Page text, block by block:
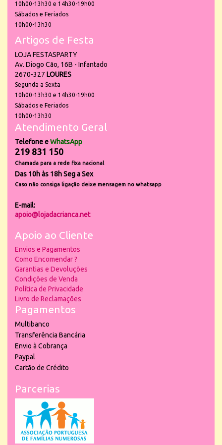
10h00-13h30 e 14h30-19h00
Sábados e Feriados
10h00-13h30
Artigos de Festa
LOJA FESTASPARTY
Av. Diogo Cão, 16B - Infantado
2670-327 LOURES
Segunda a Sexta
10h00-13h30 e 14h30-19h00
Sábados e Feriados
10h00-13h30
Atendimento Geral
Telefone eWhatsApp
219 831 150
Chamada para a rede fixa nacional
Das 10h às 18h Seg a Sex
Caso não consiga ligação deixe mensagem no whatsapp
E-mail:
apoio@lojadacrianca.net
Apoio ao Cliente
Envios e Pagamentos
Como Encomendar ?
Garantias e Devoluções
Condições de Venda
Política de Privacidade
Livro de Reclamações
Pagamentos
Multibanco
Transferência Bancária
Envio à Cobrança
Paypal
Cartão de Crédito
Parcerias